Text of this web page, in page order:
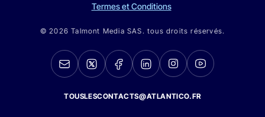
Termes et Conditions
© 2026 Talmont Media SAS. tous droits réservés.
TOUSLESCONTACTS@ATLANTICO.FR